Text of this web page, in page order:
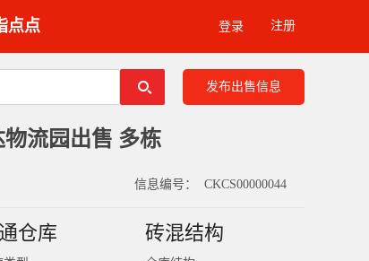
点点 登录 注册
发布出售信息
流园出售 多栋
信息编号： CKCS00000044
仓库 砖混结构